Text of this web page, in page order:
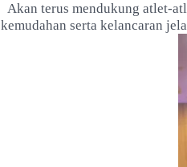
Akan terus mendukung atlet-
kemudahan serta kelancaran